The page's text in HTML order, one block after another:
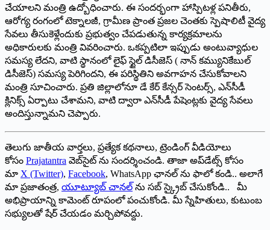
చేయాలని మంత్రి ఉద్బోధించారు. ఈ సందర్భంగా హాస్పిటళ్ల పనితీరు,
ఆరోగ్య రంగంలో టెక్నాలజీ, గ్రామీణ ప్రాంత ప్రజల చెంతకు స్పెషాలిటీ వైద్య
సేవలు తీసుకెళ్లేందుకు ప్రభుత్వం చేపడుతున్న కార్యక్రమాలను
అధికారులకు మంత్రి వివరించారు. ఒకప్పటిలా ఇప్పుడు అంటువ్యాధుల
సమస్య లేదని, వాటి స్థానంలో లైఫ్‌ స్టైల్‌ డిసీజెస్‌ ( నాన్‌ కమ్యునికెేబుల్‌
డిసీజెస్‌) సమస్య పెరిగిందని, ఈ పరిస్థితిని అవగాహన చేసుకోవాలని
మంత్రి సూచించారు. ప్రతి జిల్లాలోనూ డే కేర్‌ కేన్సర్‌ సెంటర్స్‌, ఎన్‌సీడీ
క్లినిక్స్‌ ఏర్పాటు చేశామని, వాటి ద్వారా ఎన్‌సీడీ పేషెంట్లకు వైద్య సేవలు
అందిస్తున్నామని చెప్పారు.
తెలుగు జాతీయ వార్తలు, ప్రత్యేక కథనాలు, ట్రెండింగ్ వీడియోలు
కోసం Prajatantra వెబ్‌సైట్ ను సందర్శించండి. తాజా అప్‌డేట్స్ కోసం
మా X (Twitter), Facebook, WhatsApp ఛానల్ ను ఫాలో కండి.. అలాగే
మా ప్రజాతంత్ర, యూట్యూబ్ చానల్ ను సబ్ స్క్రైబ్ చేసుకోండి.. మీ
అభిప్రాయాన్ని కామెంట్ రూపంలో పంచుకోండి. మీ స్నేహితులు, కుటుంబ
సభ్యులతో షేర్ చేయడం మర్చిపోవద్దు.